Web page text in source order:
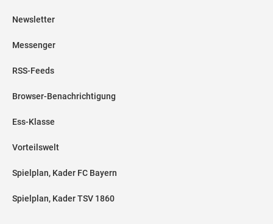
Newsletter
Messenger
RSS-Feeds
Browser-Benachrichtigung
Ess-Klasse
Vorteilswelt
Spielplan, Kader FC Bayern
Spielplan, Kader TSV 1860